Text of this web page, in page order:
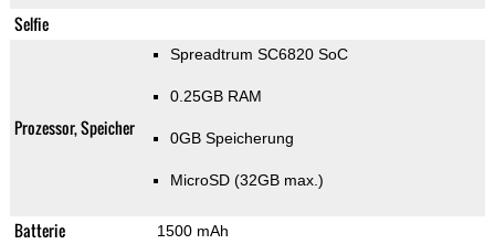
Selfie
Prozessor, Speicher
Spreadtrum SC6820 SoC
0.25GB RAM
0GB Speicherung
MicroSD (32GB max.)
Batterie 1500 mAh